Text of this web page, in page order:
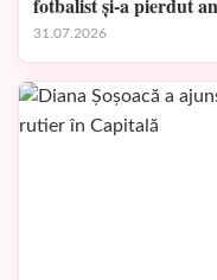
31.07.2026